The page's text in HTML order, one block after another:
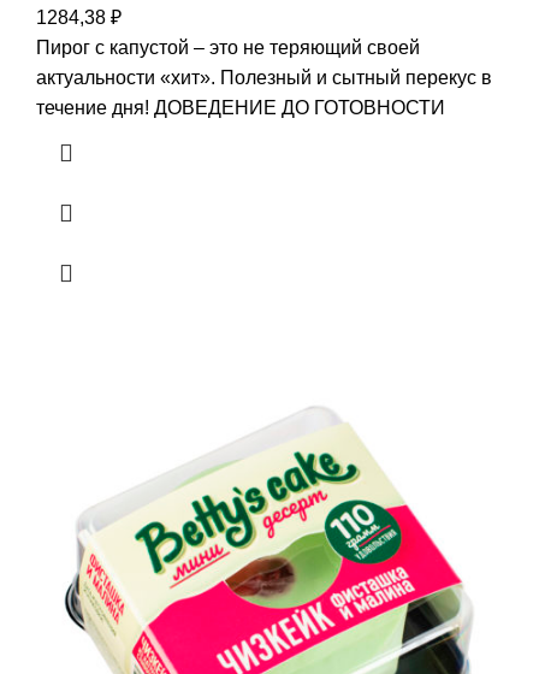
1284,38 ₽
Пирог с капустой – это не теряющий своей
актуальности «хит». Полезный и сытный перекус в
течение дня! ДОВЕДЕНИЕ ДО ГОТОВНОСТИ